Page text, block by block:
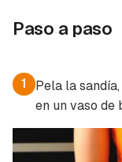
Paso a paso
1
Pela la
en un vaso de